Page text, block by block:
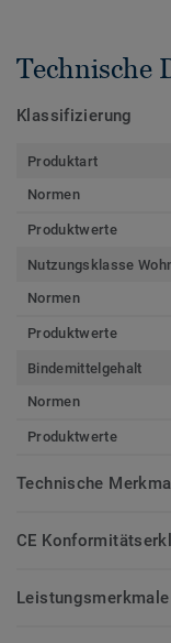
Technische
Klassifizierung
Produktart
Normen
Produktwerte
Nutzungsklasse
Normen
Produktwerte
Bindemittelgehalt
Normen
Produktwerte
Technische
CE
Leistungsmerkmale